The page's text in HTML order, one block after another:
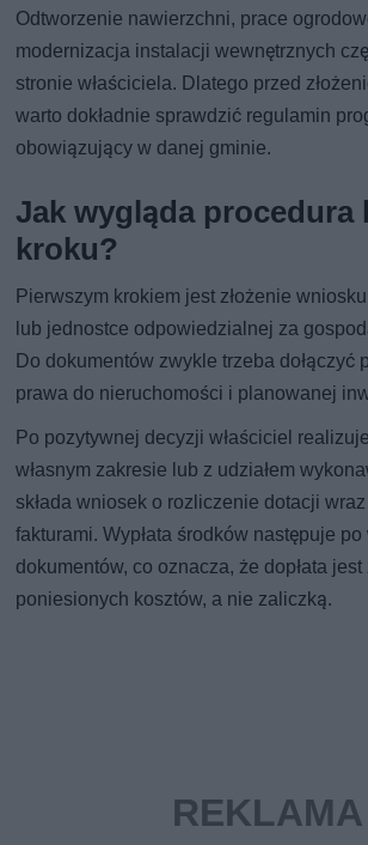
Odtworzenie nawierzchni, prace
modernizacja instalacji wewnętrznych
stronie właściciela. Dlatego przed
warto dokładnie sprawdzić regulamin
obowiązujący w danej gminie.
Jak wygląda procedura
kroku?
Pierwszym krokiem jest złożenie
lub jednostce odpowiedzialnej za
Do dokumentów zwykle trzeba dołączyć
prawa do nieruchomości i planowanej
Po pozytywnej decyzji właściciel
własnym zakresie lub z udziałem
składa wniosek o rozliczenie dotacji wraz
fakturami. Wypłata środków następuje
dokumentów, co oznacza, że dopłata jest
poniesionych kosztów, a nie zaliczką.